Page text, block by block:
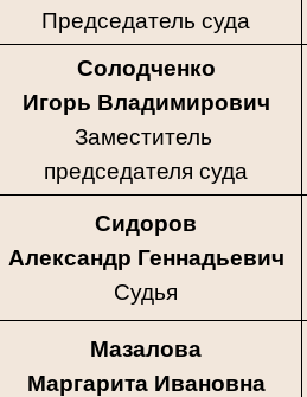
Председатель суда
Солодченко
Игорь Владимирович
Заместитель
председателя суда
Сидоров
Александр Геннадьевич
Судья
Мазалова
Маргарита Ивановна